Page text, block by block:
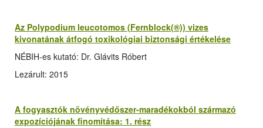
Az Polypodium leucotomos (Fernblock(®)) vizes
kivonatának átfogó toxikológiai biztonsági értékelése
NÉBIH-es kutató: Dr. Glávits Róbert
Lezárult: 2015
A fogyasztók növényvédőszer-maradékokból származó
expozíciójának finomítása: 1. rész